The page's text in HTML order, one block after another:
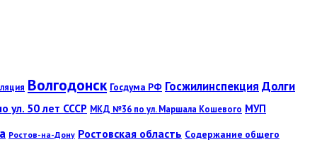
Волгодонск Госдума РФ Госжилинспекция Долги
ул. 50 лет СССР МКД №36 по ул. Маршала Кошевого МУП
Ростов-на-Дону Ростовская область Содержание общего